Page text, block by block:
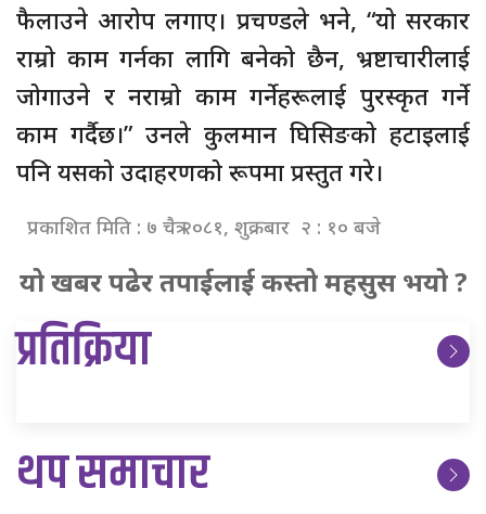
फैलाउने आरोप लगाए। प्रचण्डले भने, “यो सरकार
राम्रो काम गर्नका लागि बनेको छैन, भ्रष्टाचारीलाई
जोगाउने र नराम्रो काम गर्नेहरूलाई पुरस्कृत गर्ने
काम गर्दैछ।” उनले कुलमान घिसिङको हटाइलाई
पनि यसको उदाहरणको रूपमा प्रस्तुत गरे।
प्रकाशित मिति : ७ चैत्र २०८१, शुक्रबार २ : १० बजे
यो खबर पढेर तपाईलाई कस्तो महसुस भयो ?
प्रतिक्रिया
थप समाचार